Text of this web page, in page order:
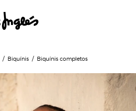
Biquínis Biquínis completos